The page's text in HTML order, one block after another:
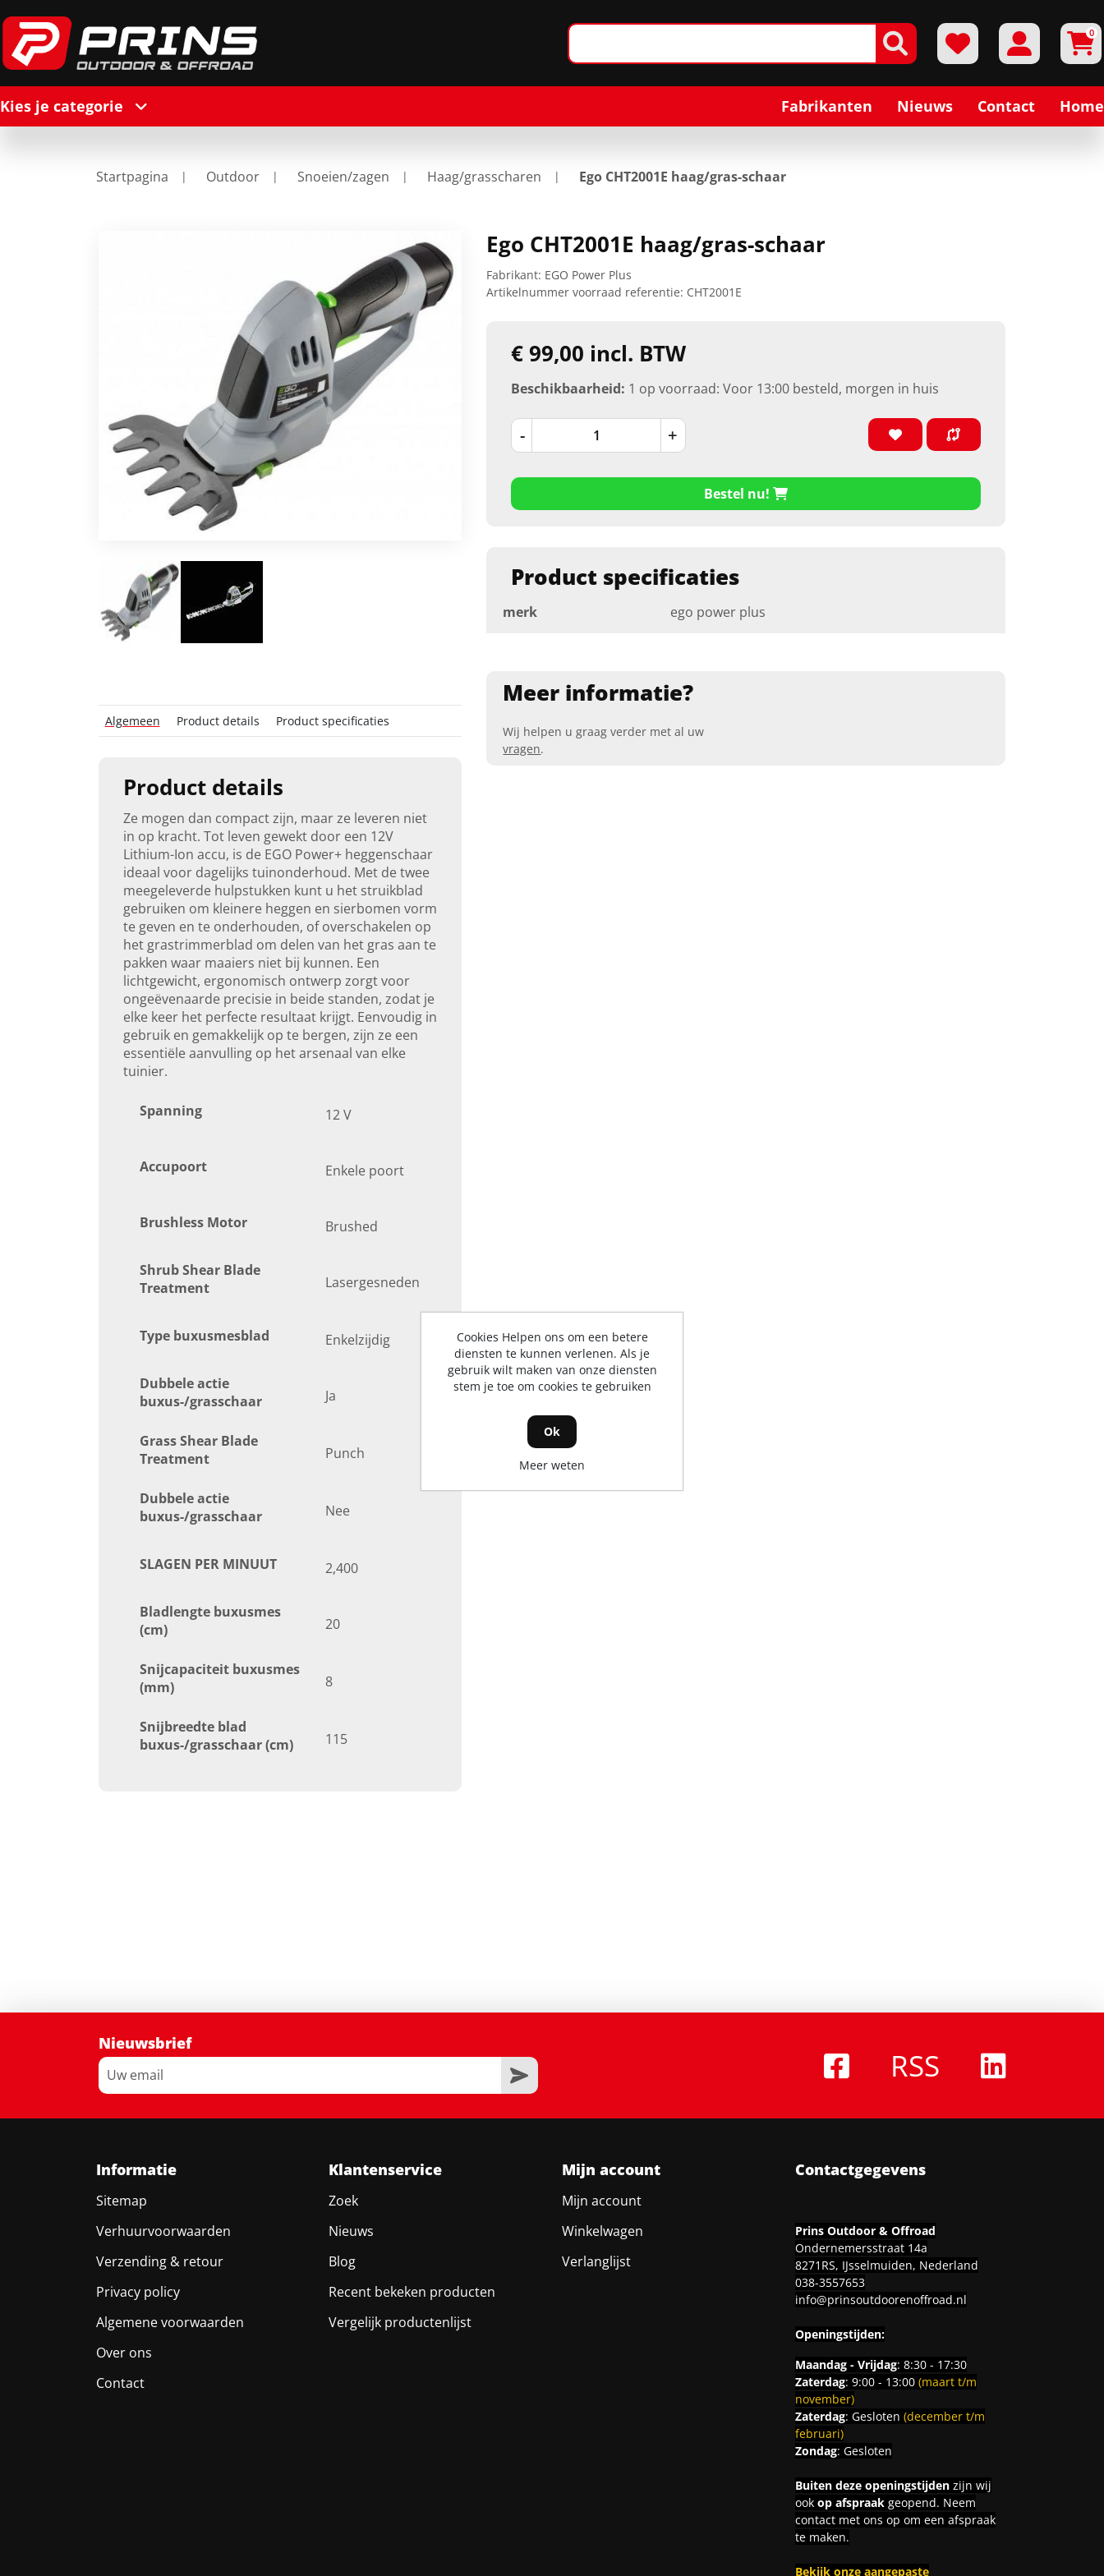
0
Kies je categorie Fabrikanten Nieuws Contact Home
Startpagina Outdoor Snoeien/zagen Haag/grasscharen Ego CHT2001E haag/gras-schaar
Product details
Ze mogen dan compact zijn, maar ze leveren niet
in op kracht. Tot leven gewekt door een 12V
Lithium-Ion accu, is de EGO Power+ heggenschaar
ideaal voor dagelijks tuinonderhoud. Met de twee
meegeleverde hulpstukken kunt u het struikblad
gebruiken om kleinere heggen en sierbomen vorm
te geven en te onderhouden, of overschakelen op
het grastrimmerblad om delen van het gras aan te
pakken waar maaiers niet bij kunnen. Een
lichtgewicht, ergonomisch ontwerp zorgt voor
ongeëvenaarde precisie in beide standen, zodat je
elke keer het perfecte resultaat krijgt. Eenvoudig in
gebruik en gemakkelijk op te bergen, zijn ze een
essentiële aanvulling op het arsenaal van elke
tuinier.
Spanning 12 V
Accupoort Enkele poort
Brushless Motor Brushed
Shrub Shear Blade
Treatment
Lasergesneden
Type buxusmesblad Enkelzijdig
Dubbele actie
buxus-/grasschaar
Ja
Grass Shear Blade
Treatment
Punch
Dubbele actie
buxus-/grasschaar
Nee
SLAGEN PER MINUUT 2,400
Bladlengte buxusmes
(cm)
20
Snijcapaciteit buxusmes
(mm)
8
Snijbreedte blad
buxus-/grasschaar (cm)
115
Algemeen Product details Product specificaties
Ego CHT2001E haag/gras-schaar
Fabrikant: EGO Power Plus
Artikelnummer voorraad referentie: CHT2001E
€ 99,00 incl. BTW
Beschikbaarheid: 1 op voorraad: Voor 13:00 besteld, morgen in huis
- +
Bestel nu!
Product specificaties
merk ego power plus
Meer informatie?
Wij helpen u graag verder met al uw
vragen.
Nieuwsbrief
RSS
Informatie
Sitemap
Verhuurvoorwaarden
Verzending & retour
Privacy policy
Algemene voorwaarden
Over ons
Contact
Klantenservice
Zoek
Nieuws
Blog
Recent bekeken producten
Vergelijk productenlijst
Mijn account
Mijn account
Winkelwagen
Verlanglijst
Contactgegevens
Prins Outdoor & Offroad
Ondernemersstraat 14a
8271RS, IJsselmuiden, Nederland
038-3557653
info@prinsoutdoorenoffroad.nl
Openingstijden:
Maandag - Vrijdag: 8:30 - 17:30
Zaterdag: 9:00 - 13:00 (maart t/m
november)
Zaterdag: Gesloten (december t/m
februari)
Zondag: Gesloten
Buiten deze openingstijdenzijn wij
ook op afspraakgeopend. Neem
contact met ons op om een afspraak
te maken.
Bekijk onze aangepaste
Cookies Helpen ons om een betere
diensten te kunnen verlenen. Als je
gebruik wilt maken van onze diensten
stem je toe om cookies te gebruiken
Ok
Meer weten